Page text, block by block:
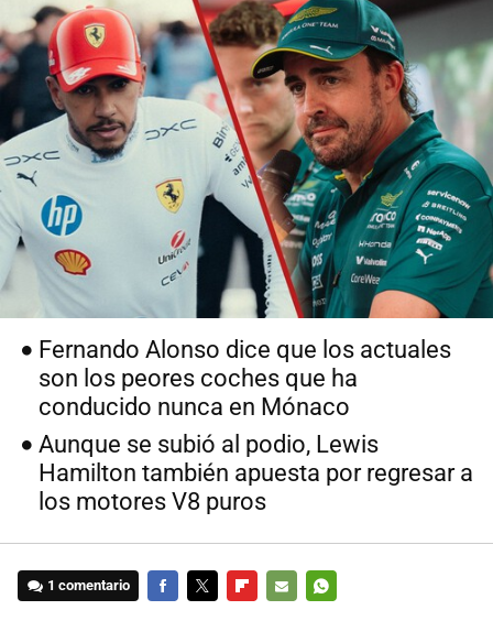
Fernando Alonso dice que los actuales
son los peores coches que ha
conducido nunca en Mónaco
Aunque se subió al podio, Lewis
Hamilton también apuesta por regresar a
los motores V8 puros
1 comentario